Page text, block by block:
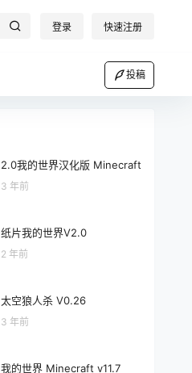
登录 快速注册
投稿
2.0我的世界汉化版 Minecraft
3 年前
纸片我的世界V2.0
2 年前
太空狼人杀 V0.26
3 年前
我的世界 Minecraft v11.7